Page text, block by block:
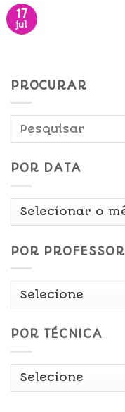
17
jul
PROCURAR
POR DATA
Por
POR PROFESSOR
POR TÉCNICA